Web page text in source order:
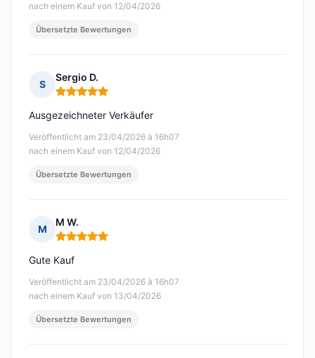
nach einem Kauf von 12/04/2026
Übersetzte Bewertungen
S
Sergio D.
Hinweis: 5 von 5
Veröffentlicht am 23/04/2026 à 16h07
nach einem Kauf von 12/04/2026
Ausgezeichneter Verkäufer
Übersetzte Bewertungen
M
M W.
Hinweis: 5 von 5
Veröffentlicht am 23/04/2026 à 16h07
nach einem Kauf von 13/04/2026
Gute Kauf
Übersetzte Bewertungen